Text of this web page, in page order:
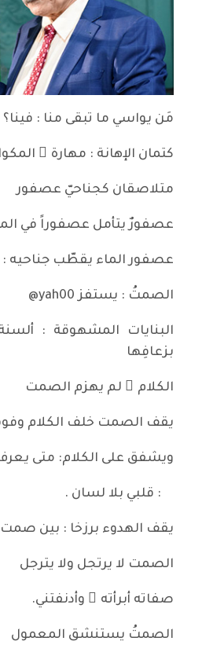
مَن يواسي ما تبقى منا : فينا؟
كتمان الإهانة : مهارة
متلاصقان كجناحيّ عصفور
عصفورٌ يتأمل عصفوراً في
عصفور الماء يقطّب جناحيه :
الصمتُ : يستفز yah00@
البنايات المشهوقة :
بزعافِها
الكلام ُ لم يهزم الصمت
يقف الصمت خلف الكلام
ويشفق على الكلام: متى يعرف
: قلبي بلا لسان .
يقف الهدوء برزخا : بين
الصمت لا يرتجل ولا يترجل
صفاته أبرأته ُ وأدنفتني.
الصمتُ يستنشق المعمول